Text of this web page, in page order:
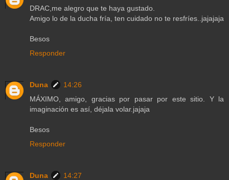
DRAC,me alegro que te haya gustado.
Amigo lo de la ducha fría, ten cuidado no te resfríes..jajajaja
Besos
Responder
Duna
14:26
MÁXIMO, amigo, gracias por pasar por este sitio. Y la
imaginación es así, déjala volar.jajaja
Besos
Responder
Duna 14:27